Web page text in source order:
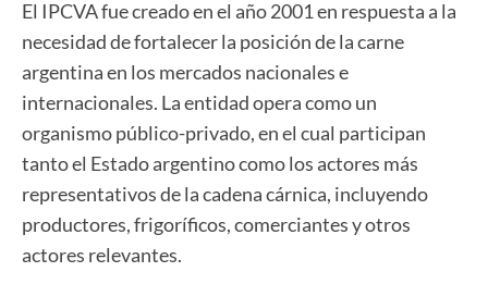
El IPCVA fue creado en el año 2001 en respuesta a la
necesidad de fortalecer la posición de la carne
argentina en los mercados nacionales e
internacionales. La entidad opera como un
organismo público-privado, en el cual participan
tanto el Estado argentino como los actores más
representativos de la cadena cárnica, incluyendo
productores, frigoríficos, comerciantes y otros
actores relevantes.